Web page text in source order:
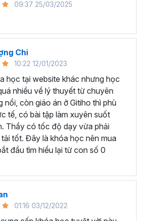
nhiều thời gian, công sức để xử lý
chúng ta cũng không biết những thứ
đúng hay không.
doanh nghiệp tại Việt Nam
khi ứng tuyển vào vị trí kế toán, xử
có yêu cầu thành thạo Excel xử lý
đã mở khóa học vềThủ thuật
tuần - EXG02 với hơn7h+ học
kèmbạn sẽ nhận được nhiều lợi
người có trình độ chuyên môn
thực tiễn dày dặn đã và đang đào
software, Vietcombank, MIC, Tập
TH True Milk
09:37 25/03/2025
Chi
10:22 12/01/2023
học tại website khác nhưng học
nhiều về lý thuyết từ chuyên
nổi, còn giáo án ở Gitiho thì phù
tế, có bài tập làm xuyên suốt
Thầy có tốc độ dạy vừa phải
tốt. Đây là khóa học nên mua
đầu tìm hiểu lại từ con số 0
01:16 03/12/2022